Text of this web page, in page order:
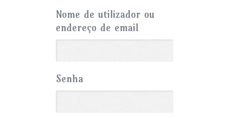
Nome de utilizador ou
endereço de email
Senha